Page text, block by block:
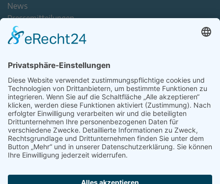
News
Pressemitteilungen
Newsletter
Handel(n) im Norden – Mitgliederjournal
Verband erleben
Der Tag des Norddeutschen Handels
Jetzt Mitarbeitende nominieren – Personal Award 2026
handel2go – Podcast mit Kuhlage und Gästen
Veranstaltungen
Intern
Mitgliederbereich